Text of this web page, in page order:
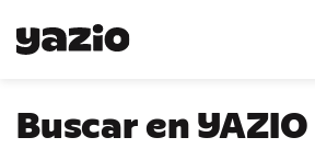
Buscar en YAZIO